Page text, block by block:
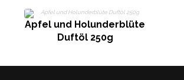
Apfel und Holunderblüte
Duftöl 250g